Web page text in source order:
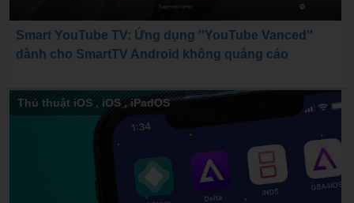
Smart YouTube TV: Ứng dụng ''YouTube Vanced''
dành cho SmartTV Android không quảng cáo
Thủ thuật iOS , iOS ,iPadOS